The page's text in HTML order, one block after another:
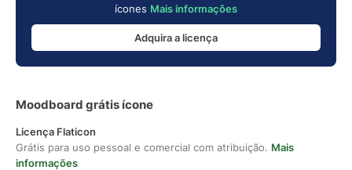
ícones Mais informações
Adquira a licença
Moodboard grátis ícone
Licença Flaticon
Grátis para uso pessoal e comercial com atribuição. Mais
informações